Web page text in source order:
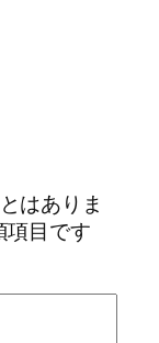
はありま
項目です